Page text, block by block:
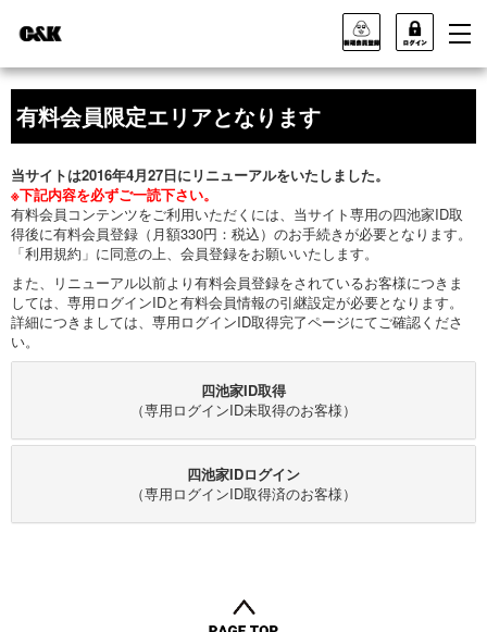
有料会員限定エリアとなります
当サイトは2016年4月27日にリニューアルをいたしました。
※下記内容を必ずご一読下さい。
有料会員コンテンツをご利用いただくには、当サイト専用の四池家ID取
得後に有料会員登録（月額330円：税込）のお手続きが必要となります。
「利用規約」に同意の上、会員登録をお願いいたします。
また、リニューアル以前より有料会員登録をされているお客様につきま
しては、専用ログインIDと有料会員情報の引継設定が必要となります。
詳細につきましては、専用ログインID取得完了ページにてご確認くださ
い。
四池家ID取得
（専用ログインID未取得のお客様）
四池家IDログイン
（専用ログインID取得済のお客様）